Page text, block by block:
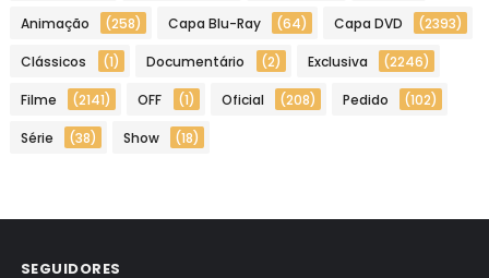
Animação (258) Capa Blu-Ray (64) Capa DVD (2393)
Clássicos (1) Documentário (2) Exclusiva (2246)
Filme (2141) OFF (1) Oficial (208) Pedido (102)
Série (38) Show (18)
SEGUIDORES